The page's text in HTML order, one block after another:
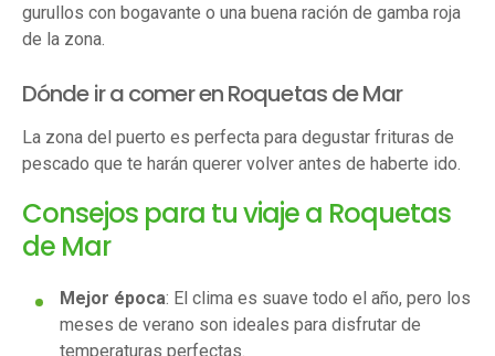
gurullos con bogavante o una buena ración de gamba roja
de la zona.
Dónde ir a comer en Roquetas de Mar
La zona del puerto es perfecta para degustar frituras de
pescado que te harán querer volver antes de haberte ido.
Consejos para tu viaje a Roquetas
de Mar
Mejor época: El clima es suave todo el año, pero los
meses de verano son ideales para disfrutar de
temperaturas perfectas.